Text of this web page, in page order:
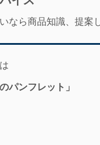
なら商品知識、提案
パンフレット」